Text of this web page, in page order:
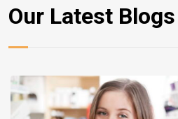
Our Latest Blogs